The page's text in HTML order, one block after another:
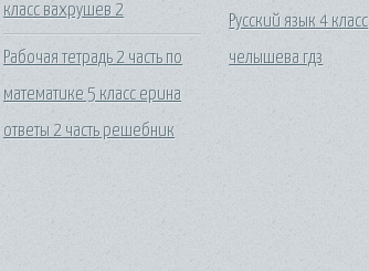
класс вахрушев 2
Рабочая тетрадь 2 часть по
математике 5 класс ерина
ответы 2 часть решебник
Русский язык 4 класс
челышева гдз